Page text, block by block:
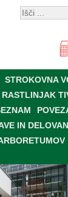
STROKOVNA
RASTLINJAK
IN